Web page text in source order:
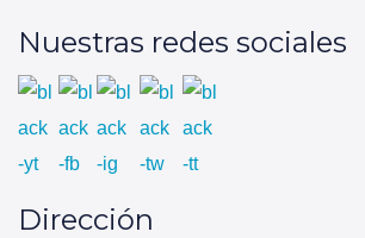
Nuestras redes sociales
Dirección